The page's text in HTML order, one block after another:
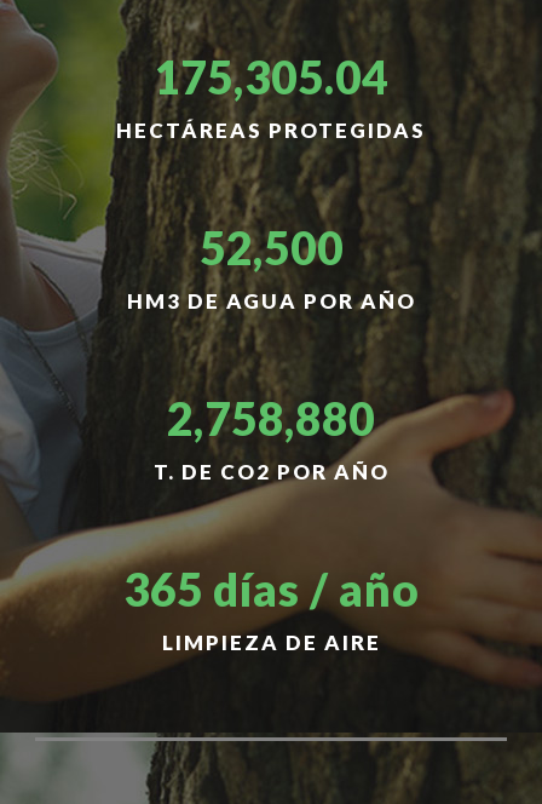
175,305.04
HECTÁREAS PROTEGIDAS
52,500
HM3 DE AGUA POR AÑO
2,758,880
T. DE CO2 POR AÑO
365 días / año
LIMPIEZA DE AIRE